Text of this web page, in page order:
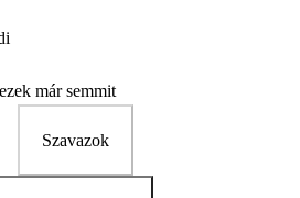
már semmit
Szavazok